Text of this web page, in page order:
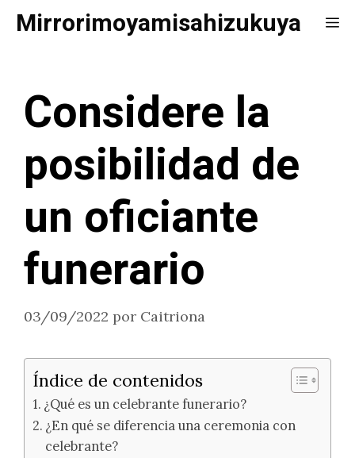
Saltar
Mirrorimoyamisahizukuya
Considere la
posibilidad de
un oficiante
funerario
03/09/2022 por Caitriona
Índice de contenidos
¿Qué es un celebrante funerario?
¿En qué se diferencia una ceremonia con
celebrante?